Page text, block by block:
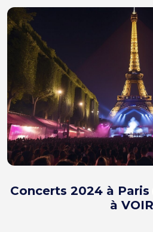
Concerts 2024 à Paris
à